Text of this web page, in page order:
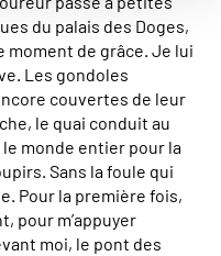
du palais des Doges,
moment de grâce. Je lui
Les gondoles
couvertes de leur
le quai conduit au
monde entier pour la
Sans la foule qui
Pour la première fois,
pour m’appuyer
moi, le pont des